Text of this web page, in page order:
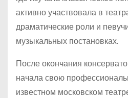
активно участвовала в
драматические роли и
музыкальных постановках.
После окончания
начала свою
известном московском